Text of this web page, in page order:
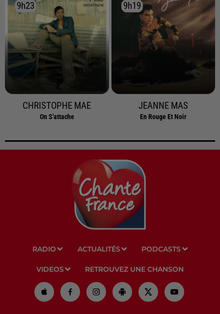
9h23
9h23
CHRISTOPHE MAE
On S'attache
9h19
9h19
JEANNE MAS
En Rouge Et Noir
RADIO ACTUALITÉS PODCASTS
VIDEOS RETROUVEZ UNE CHANSON